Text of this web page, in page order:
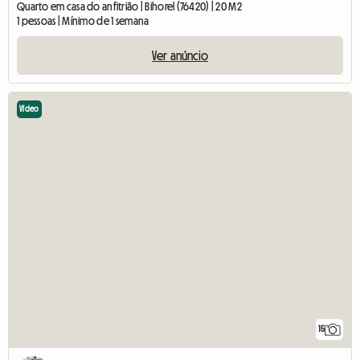
Quarto em casa do anfitrião | Bihorel (76420) | 20 M2
1 pessoas | Mínimo de 1 semana
Ver anúncio
15
Vídeo